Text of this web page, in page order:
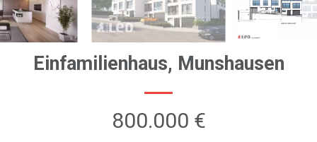
Einfamilienhaus, Munshausen
800.000 €